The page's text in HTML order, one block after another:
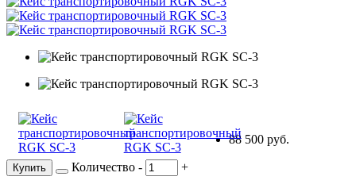
88 500 руб.
Купить Количество - +